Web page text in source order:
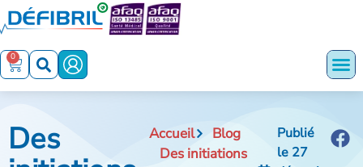
0
Des Accueil
Blog
Des initiations
Publié
le 27